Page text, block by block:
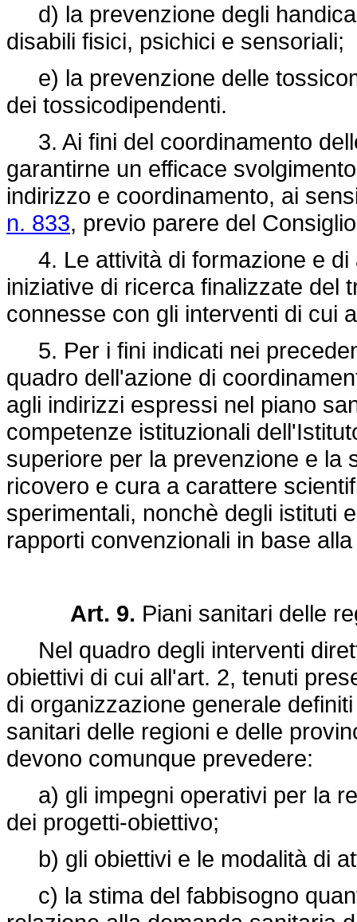
d) la prevenzione degli
disabili fisici, psichici e sensoriali;
e) la prevenzione delle
dei tossicodipendenti.
3. Ai fini del coordinamento
garantirne un efficace
indirizzo e coordinamento, ai
n. 833, previo parere del
4. Le attività di formazione e di
iniziative di ricerca finalizzate del
connesse con gli interventi di cui
5. Per i fini indicati nei
quadro dell'azione di
agli indirizzi espressi nel piano
competenze istituzionali
superiore per la prevenzione e la
ricovero e cura a carattere
sperimentali, nonchè degli istituti
rapporti convenzionali in base
Art. 9. Piani sanitari delle
Nel quadro degli interventi
obiettivi di cui all'art. 2, tenuti
di organizzazione generale
sanitari delle regioni e delle
devono comunque prevedere:
a) gli impegni operativi per la
dei progetti-obiettivo;
b) gli obiettivi e le modalità di
c) la stima del fabbisogno